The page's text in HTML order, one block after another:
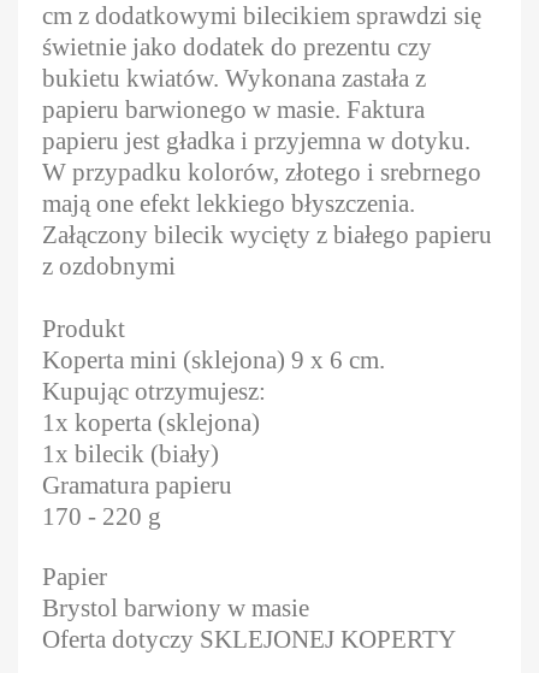
cm z dodatkowymi bilecikiem sprawdzi się
świetnie jako dodatek do prezentu czy
bukietu kwiatów. Wykonana zastała z
papieru barwionego w masie. Faktura
papieru jest gładka i przyjemna w dotyku.
W przypadku kolorów, złotego i srebrnego
mają one efekt lekkiego błyszczenia.
Załączony bilecik wycięty z białego papieru
z ozdobnymi
Produkt
Koperta mini (sklejona) 9 x 6 cm.
Kupując otrzymujesz:
1x koperta (sklejona)
1x bilecik (biały)
Gramatura papieru
170 - 220 g
Papier
Brystol barwiony w masie
Oferta dotyczy SKLEJONEJ KOPERTY